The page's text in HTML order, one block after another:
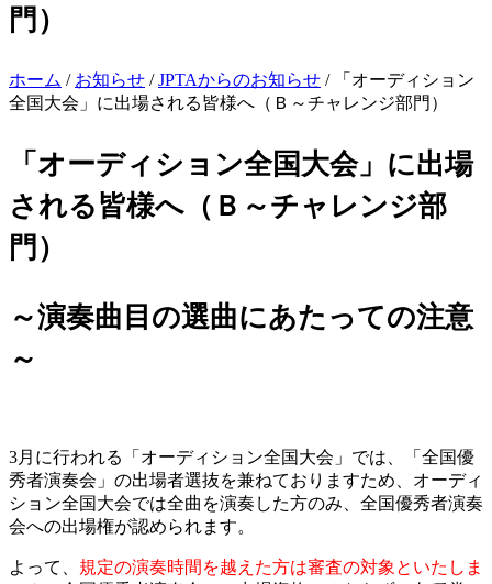
門）
ホーム / お知らせ /JPTAからのお知らせ / 「オーディション
全国大会」に出場される皆様へ（Ｂ～チャレンジ部門）
「オーディション全国大会」に出場
される皆様へ（Ｂ～チャレンジ部
門）
～演奏曲目の選曲にあたっての注意
～
3月に行われる「オーディション全国大会」では、「全国優
秀者演奏会」の出場者選抜を兼ねておりますため、オーディ
ション全国大会では全曲を演奏した方のみ、全国優秀者演奏
会への出場権が認められます。
よって、 規定の演奏時間を越えた方は審査の対象といたしま